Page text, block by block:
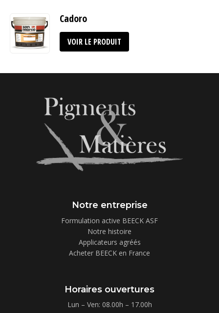
Cadoro
VOIR LE PRODUIT
Notre entreprise
Formulation active BEECK ASF
Notre histoire
Applicateurs agréés
Acheter BEECK en France
Horaires ouvertures
Lun – Ven: 08.00h – 17.00h